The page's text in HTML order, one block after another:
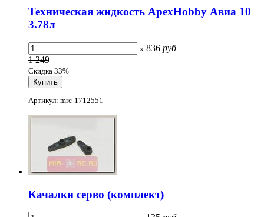
Техническая жидкость ApexHobby Авиа 10
3.78л
x 836 руб
1 249
Скидка 33%
Артикул: mrc-1712551
Качалки серво (комплект)